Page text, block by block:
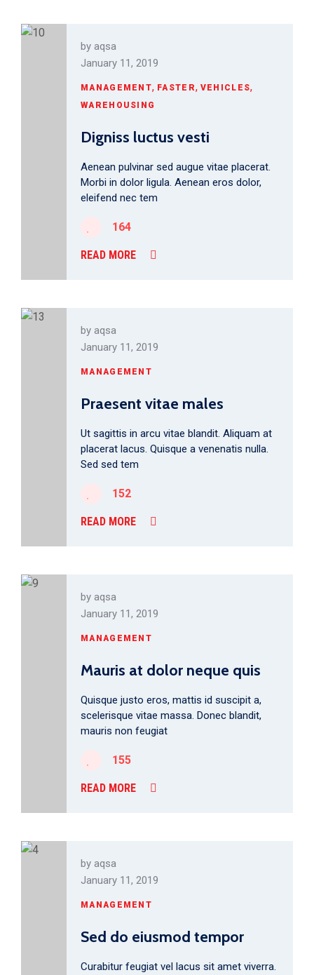
by aqsa
January 11, 2019
MANAGEMENT, FASTER, VEHICLES,
WAREHOUSING
Digniss luctus vesti
Aenean pulvinar sed augue vitae placerat.
Morbi in dolor ligula. Aenean eros dolor,
eleifend nec tem
164
READ MORE
by aqsa
January 11, 2019
MANAGEMENT
Praesent vitae males
Ut sagittis in arcu vitae blandit. Aliquam at
placerat lacus. Quisque a venenatis nulla.
Sed sed tem
152
READ MORE
by aqsa
January 11, 2019
MANAGEMENT
Mauris at dolor neque quis
Quisque justo eros, mattis id suscipit a,
scelerisque vitae massa. Donec blandit,
mauris non feugiat
155
READ MORE
by aqsa
January 11, 2019
MANAGEMENT
Sed do eiusmod tempor
Curabitur feugiat vel lacus sit amet viverra.